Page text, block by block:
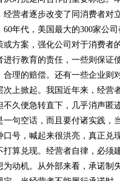
经营者逐步改变了同消费者对
60年代，美国最大的300家公
或方案，强化公司对于消费者
进行教育的责任，一些则保证
合理的赔偿。还有一些企业则
次上掀起。我国近年来，经营
不久便急转直下，几乎消声匿
一句空话，而且要付诸实践，
口号，喊起来很洪亮，真正兑
打算兑现。经营者自律，必须
为动机。从外部来看，承诺制